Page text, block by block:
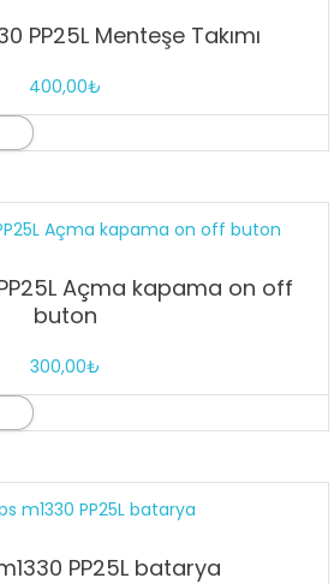
PP25L Menteşe Takımı
400,00₺
Açma kapama on off
buton
300,00₺
PP25L batarya